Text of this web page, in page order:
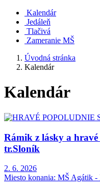
Kalendár
Jedáleň
Tlačivá
Zameranie MŠ
Úvodná stránka
Kalendár
Kalendár
Rámik z lásky a
tr.Sloník
2. 6. 2026
Miesto konania: MŠ Agátik -